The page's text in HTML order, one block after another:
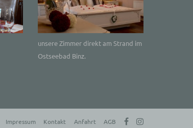
unsere Zimmer direkt am Strand im
Ostseebad Binz.
Impressum Kontakt Anfahrt AGB